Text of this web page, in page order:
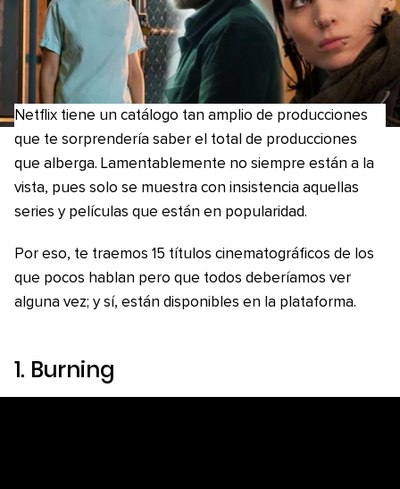
Netflix tiene un catálogo tan amplio de producciones
que te sorprendería saber el total de producciones
que alberga. Lamentablemente no siempre están a la
vista, pues solo se muestra con insistencia aquellas
series y películas que están en popularidad.
Por eso, te traemos 15 títulos cinematográficos de los
que pocos hablan pero que todos deberíamos ver
alguna vez; y sí, están disponibles en la plataforma.
1. Burning